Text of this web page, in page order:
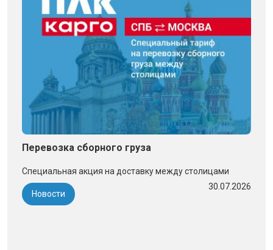
Перевозка сборного груза
Специальная акция на доставку между столицами
Новости
30.07.2026